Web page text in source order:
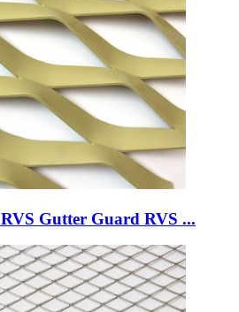
Gutter Guard RVS ...